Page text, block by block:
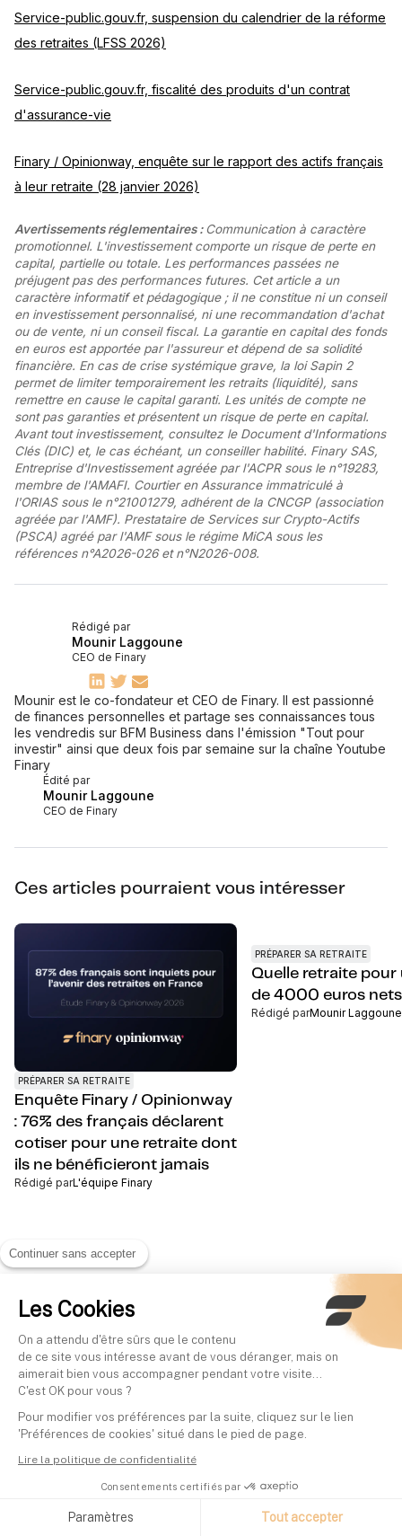
Continuer sans accepter
Les Cookies
On a attendu d'être sûrs que le contenu
de ce site vous intéresse avant de vous déranger, mais on
aimerait bien vous accompagner pendant votre visite...
C'est OK pour vous ?
Pour modifier vos préférences par la suite, cliquez sur le lien
'Préférences de cookies' situé dans le pied de page.
Lire la politique de confidentialité
Consentements certifiés par
Paramètres Tout accepter
Service-public.gouv.fr, suspension du calendrier de la réforme
des retraites (LFSS 2026)
Service-public.gouv.fr, fiscalité des produits d'un contrat
d'assurance-vie
Finary / Opinionway, enquête sur le rapport des actifs français
à leur retraite (28 janvier 2026)
Avertissements réglementaires : Communication à caractère
promotionnel. L'investissement comporte un risque de perte en
capital, partielle ou totale. Les performances passées ne
préjugent pas des performances futures. Cet article a un
caractère informatif et pédagogique ; il ne constitue ni un conseil
en investissement personnalisé, ni une recommandation d'achat
ou de vente, ni un conseil fiscal. La garantie en capital des fonds
en euros est apportée par l'assureur et dépend de sa solidité
financière. En cas de crise systémique grave, la loi Sapin 2
permet de limiter temporairement les retraits (liquidité), sans
remettre en cause le capital garanti. Les unités de compte ne
sont pas garanties et présentent un risque de perte en capital.
Avant tout investissement, consultez le Document d'Informations
Clés (DIC) et, le cas échéant, un conseiller habilité. Finary SAS,
Entreprise d'Investissement agréée par l'ACPR sous le n°19283,
membre de l'AMAFI. Courtier en Assurance immatriculé à
l'ORIAS sous le n°21001279, adhérent de la CNCGP (association
agréée par l'AMF). Prestataire de Services sur Crypto-Actifs
(PSCA) agréé par l'AMF sous le régime MiCA sous les
références n°A2026-026 et n°N2026-008.
Édité par
Mounir Laggoune
CEO de Finary
Rédigé par
Mounir Laggoune
CEO de Finary
Mounir est le co-fondateur et CEO de Finary. Il est passionné
de finances personnelles et partage ses connaissances tous
les vendredis sur BFM Business dans l'émission "Tout pour
investir" ainsi que deux fois par semaine sur la chaîne Youtube
Finary
Ces articles pourraient vous intéresser
PRÉPARER SA RETRAITE
Enquête Finary / Opinionway
: 76% des français déclarent
cotiser pour une retraite dont
ils ne bénéficieront jamais
Rédigé parL'équipe Finary
PRÉPARER SA RETRAITE
Quelle retraite pour
de 4000 euros
Rédigé parMounir Laggoune